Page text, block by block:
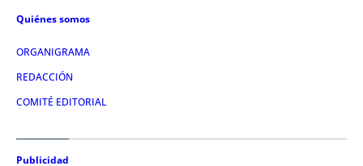
Quiénes somos
ORGANIGRAMA
REDACCIÓN
COMITÉ EDITORIAL
Publicidad